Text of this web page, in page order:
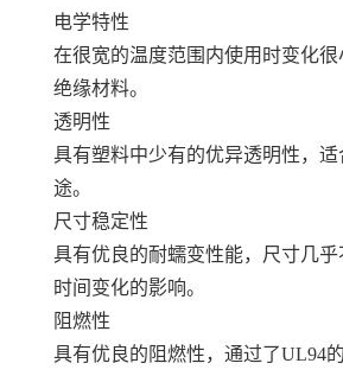
电学特性
在很宽的温度范围内使用时变化
绝缘材料。
透明性
具有塑料中少有的优异透明性，适
途。
尺寸稳定性
具有优良的耐蠕变性能，尺寸几乎
时间变化的影响。
阻燃性
具有优良的阻燃性，通过了UL94的